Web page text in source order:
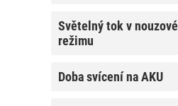
světelný
tok v
nouzovém
světelný tok v nouzovém
režimu
doba
doba svícení na AKU